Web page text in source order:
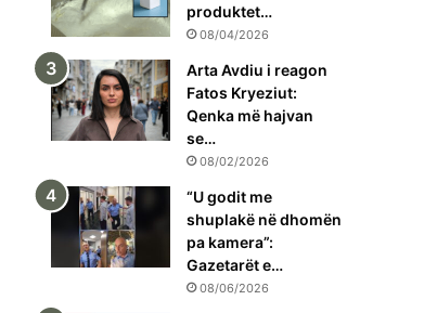
produktet…
08/04/2026
Arta Avdiu i reagon
Fatos Kryeziut:
Qenka më hajvan
se…
08/02/2026
“U godit me
shuplakë në dhomën
pa kamera”:
Gazetarët e…
08/06/2026